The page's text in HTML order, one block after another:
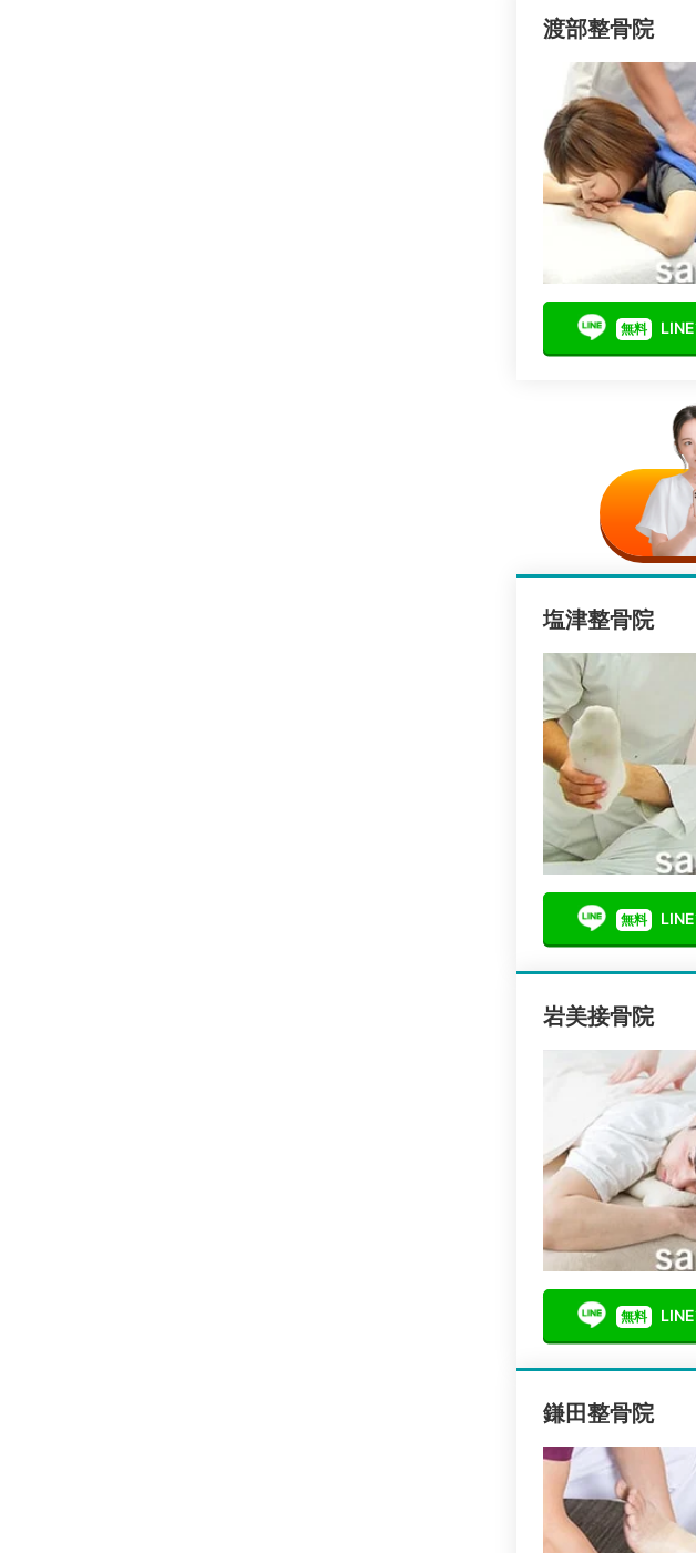
渡部整骨院
無料
塩津整骨院
無料
岩美接骨院
無料
鎌田整骨院